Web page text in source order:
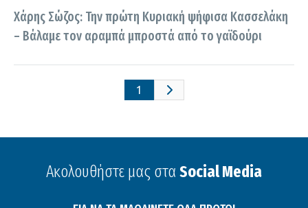
Χάρης Σώζος: Την πρώτη Κυριακή ψήφισα Κασσελάκη
– Βάλαμε τον αραμπά μπροστά από το γαϊδούρι
1
Ακολουθήστε μας στα Social Media